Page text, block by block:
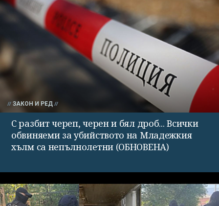
ЗАКОН И РЕД
С разбит череп, черен и бял дроб... Всички
обвиняеми за убийството на Младежкия
хълм са непълнолетни (ОБНОВЕНА)